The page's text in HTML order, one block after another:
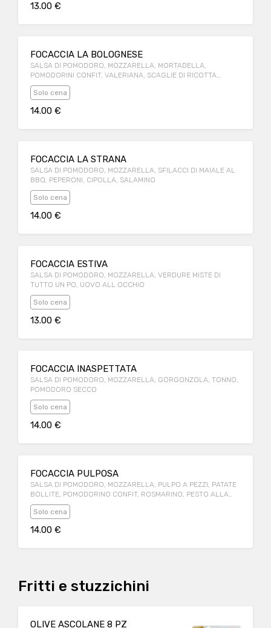
13.00 €
FOCACCIA LA BOLOGNESE
SALSA DI POMODORO, MOZZARELLA, MORTADELLA,
POMODORINI CONFIT, VALERIANA, SCAGLIE DI RICOTTA
SALATA, CREMA DI ACETO BALSAMICO
Solo cena
14.00 €
FOCACCIA LA STRANA
SALSA DI POMODORO, MOZZARELLA, SFILACCI DI MAIALE AL
BBQ, PEPERONI, CIPOLLA, SALAMINO
Solo cena
14.00 €
FOCACCIA ESTIVA
SALSA DI POMODORO, MOZZARELLA, VERDURE MISTE DI
TUTTO UN PO, UOVO ALL OCCHIO
Solo cena
13.00 €
FOCACCIA INASPETTATA
SALSA DI POMODORO, MOZZARELLA, GORGONZOLA, TONNO,
POMODORO SECCO
Solo cena
14.00 €
FOCACCIA PULPOSA
SALSA DI POMODORO, MOZZARELLA, PULPO A PEZZI, PATATE
BOLLITE, POMODORINO CONFIT, ROSMARINO, PESTO ALLA
GENOVESE
Solo cena
14.00 €
Fritti e stuzzichini
OLIVE ASCOLANE 8 PZ